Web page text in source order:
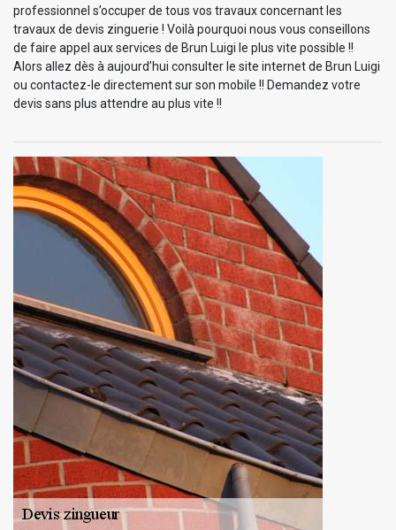
professionnel s’occuper de tous vos travaux concernant les
travaux de devis zinguerie ! Voilà pourquoi nous vous conseillons
de faire appel aux services de Brun Luigi le plus vite possible !!
Alors allez dès à aujourd’hui consulter le site internet de Brun Luigi
ou contactez-le directement sur son mobile !! Demandez votre
devis sans plus attendre au plus vite !!